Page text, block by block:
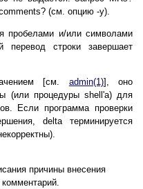
(см. опцию -y).
пробелами и/или символами
перевод строки завершает
[см. admin(1)], оно
(или процедуры shell'а) для
Если программа проверки
delta терминируется
причины внесения